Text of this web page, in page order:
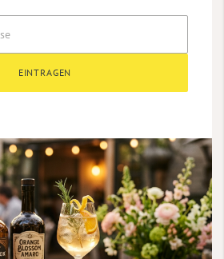
EINTRAGEN